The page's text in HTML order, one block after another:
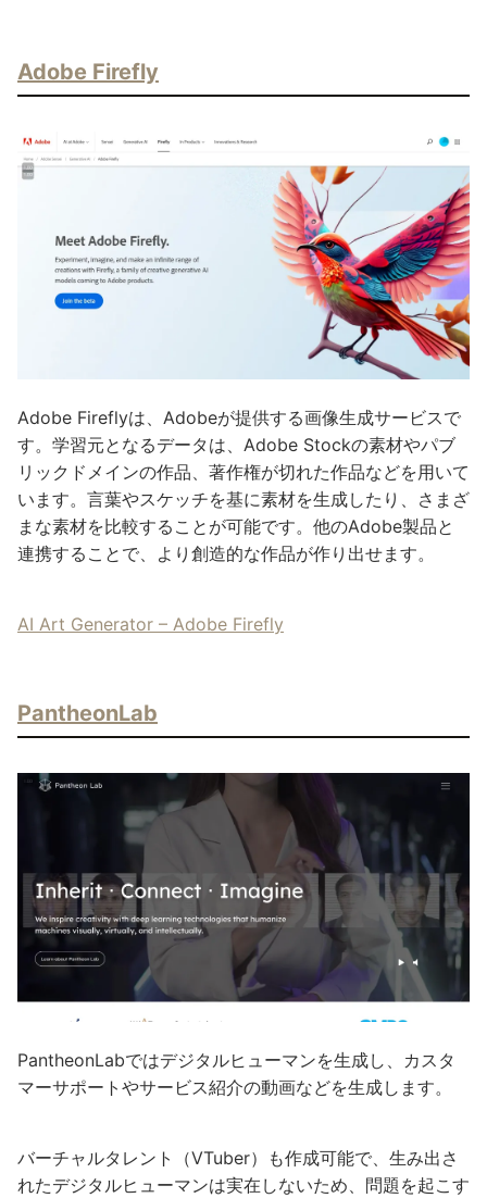
Adobe Firefly
Adobe Fireflyは、Adobeが提供する画像生成サービスで
す。学習元となるデータは、Adobe Stockの素材やパブ
リックドメインの作品、著作権が切れた作品などを用いて
います。言葉やスケッチを基に素材を生成したり、さまざ
まな素材を比較することが可能です。他のAdobe製品と
連携することで、より創造的な作品が作り出せます。
AI Art Generator – Adobe Firefly
PantheonLab
PantheonLabではデジタルヒューマンを生成し、カスタ
マーサポートやサービス紹介の動画などを生成します。
バーチャルタレント（VTuber）も作成可能で、生み出さ
れたデジタルヒューマンは実在しないため、問題を起こす